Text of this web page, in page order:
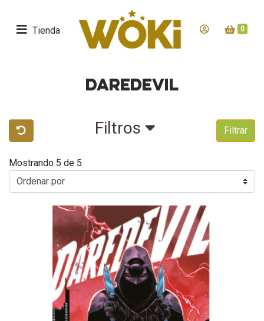
Tienda 0
DAREDEVIL
Filtros Filtrar
Mostrando 5 de 5